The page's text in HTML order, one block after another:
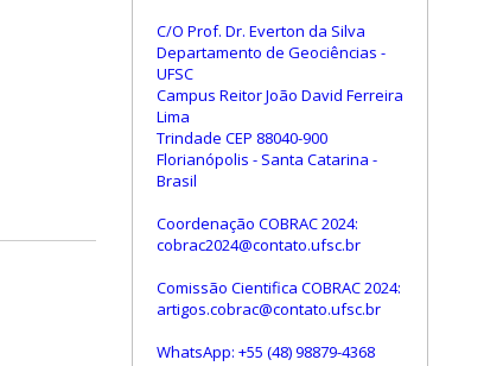
C/O Prof. Dr. Everton da Silva
Departamento de Geociências -
UFSC
Campus Reitor João David Ferreira
Lima
Trindade CEP 88040-900
Florianópolis - Santa Catarina -
Brasil
Coordenação COBRAC 2024:
cobrac2024@contato.ufsc.br
Comissão Cientifica COBRAC 2024:
artigos.cobrac@contato.ufsc.br
WhatsApp: +55 (48) 98879-4368